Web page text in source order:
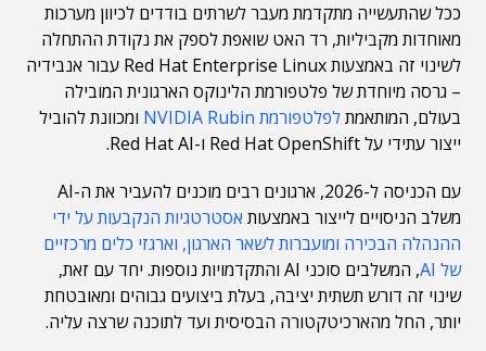
ככל שהתעשייה מתקדמת מעבר לשרתים בודדים לכיוון מערכות
מאוחדות מקביליות, רד האט שואפת לספק את נקודת ההתחלה
לשינוי זה באמצעות Red Hat Enterprise Linux עבור אנבידיה
– גרסה מיוחדת של פלטפורמת הלינוקס הארגונית המובילה
בעולם, המותאמתלפלטפורמת NVIDIA Rubin
ומכוונת להוביל
ייצור עתידי על Red Hat OpenShift ו-Red Hat AI.
עם הכניסה ל-2026, ארגונים רבים מוכנים להעביר את ה-AI
משלב הניסויים לייצור באמצעות אסטרטגיות הנקבעות על ידי
ההנהלה הבכירה ומועברות לשאר הארגון, וארגזי כלים מרכזיים
של AI
, המשלבים סוכני AI והתקדמויות נוספות. יחד עם זאת,
שינוי זה דורש תשתית יציבה, בעלת ביצועים גבוהים ומאובטחת
יותר, החל מהארכיטקטורה הבסיסית ועד לתוכנה שרצה עליה.